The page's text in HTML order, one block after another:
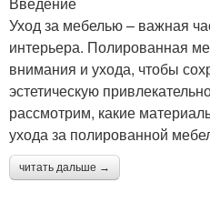
Уход за мебелью – важная
интерьера. Полированная
внимания и ухода, чтобы
эстетическую
рассмотрим, какие
ухода за полированной
читать дальше →